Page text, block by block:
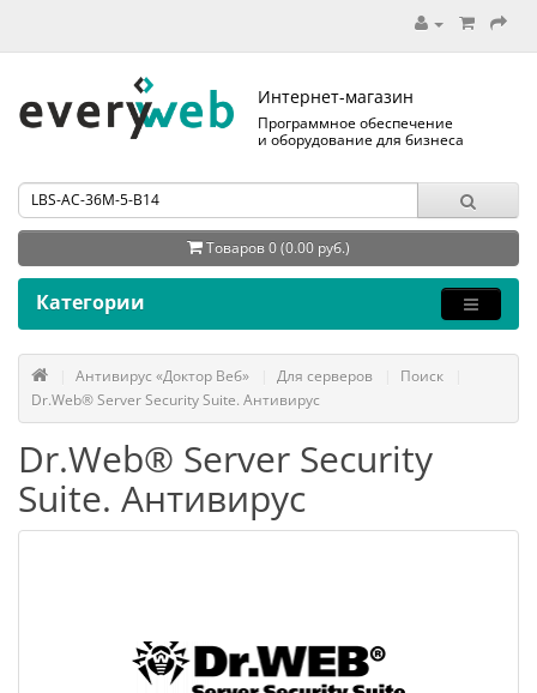
Интернет-магазин
Программное обеспечение
и оборудование для бизнеса
Товаров 0 (0.00 руб.)
Категории
Антивирус «Доктор Веб» Для серверов
Поиск
Dr.Web® Server Security Suite. Антивирус
Dr.Web® Server Security
Suite. Антивирус